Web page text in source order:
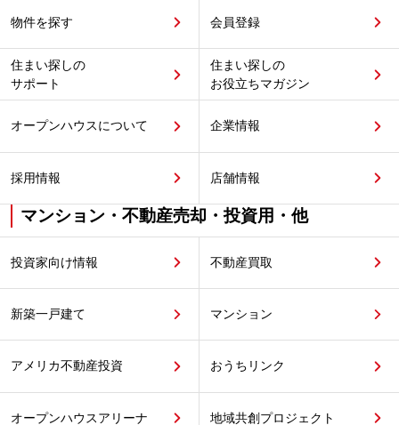
物件を探す 会員登録
住まい探しの
サポート
住まい探しの
お役立ちマガジン
オープンハウスについて 企業情報
採用情報 店舗情報
マンション・不動産売却・投資用・他
投資家向け情報 不動産買取
新築一戸建て マンション
アメリカ不動産投資 おうちリンク
オープンハウスアリーナ 地域共創プロジェクト